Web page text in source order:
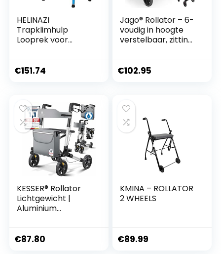
HELINAZI
Trapklimhulp
Looprek voor
nstellingen,
rollator
€151.74
Jago® Rollator – 6-
voudig in hoogte
verstelbaar, zitting
opvouwbaar, licht,
kleurkeuze –
loophulp,
loopwagen,
lichtgewicht
€102.95
KESSER® Rollator
Lichtgewicht |
Aluminium
opvouwbaar met
€87.80
KMINA – ROLLATOR
2 WHEELS
€89.99